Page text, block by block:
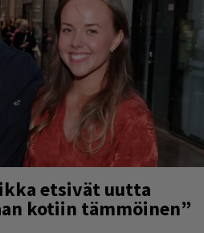
etsivät uutta
kotiin tämmöinen”